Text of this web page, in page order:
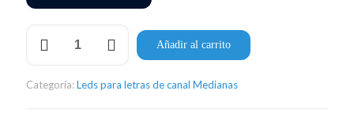
03
Añadir al carrito
Categoría:Leds para letras de canal Medianas